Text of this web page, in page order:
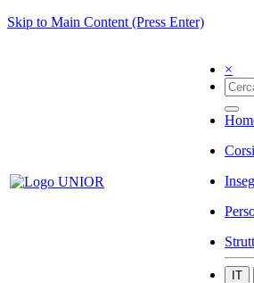
Skip to Main Content (Press Enter)
×
Corsi
IT